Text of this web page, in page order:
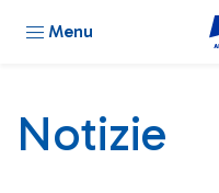
Menu
Notizie